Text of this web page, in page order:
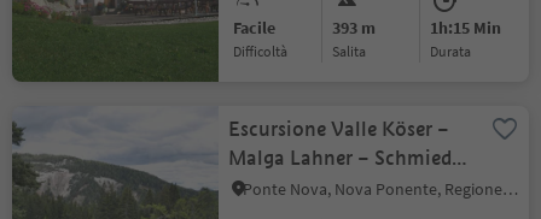
Facile
Difficoltà
393 m
Salita
1h:15 Min
durata
Escursione Valle Köser –
Malga Lahner – Schmieder
– Schönrast/Bel Riposo
Ponte Nova, Nova Ponente, Regione dolomitica Val d'Ega